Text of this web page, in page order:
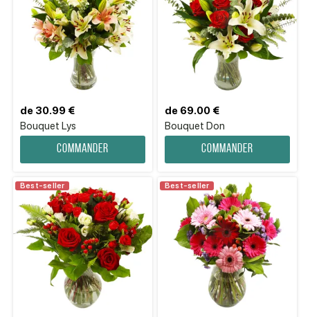
Bouquet Lys
de 30.99 €
Commander
Bouquet Don
de 69.00 €
Commander
Best-seller Best-seller